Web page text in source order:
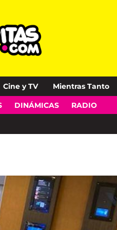
Cine y TV Mientras Tanto
DINÁMICAS RADIO